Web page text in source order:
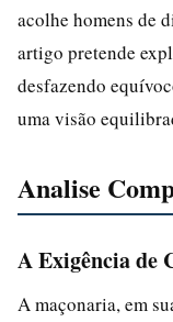
acolhe homens de
artigo pretende
desfazendo
uma visão
Analise
A Exigência de
A maçonaria, em